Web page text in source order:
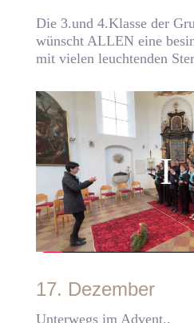
Die 3.und 4.Klasse der
wünscht ALLEN eine
mit vielen leuchtenden
17. Dezember
Unterwegs im Advent..